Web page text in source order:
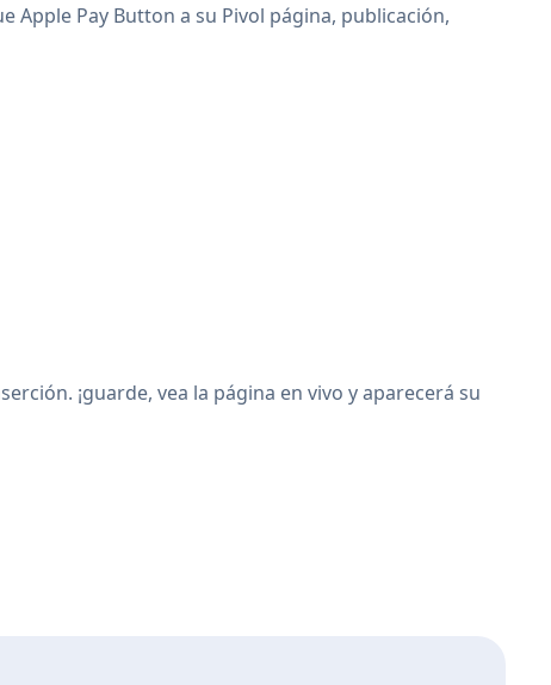
Apple Pay Button a su Pivol página, publicación,
¡guarde, vea la página en vivo y aparecerá su